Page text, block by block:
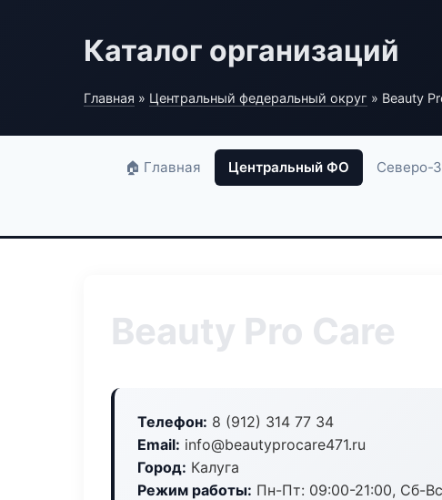
Каталог организаций
Главная » Центральный федеральный округ » Beauty
🏠 Главная Центральный ФО Северо-
Beauty Pro Care
Телефон: 8 (912) 314 77 34
Email: info@beautyprocare471.ru
Город: Калуга
Режим работы: Пн-Пт: 09:00-21:00, Сб-